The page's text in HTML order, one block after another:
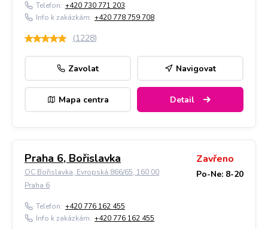
Telefon: +420 730 771 203
Info k zakázkám: +420 778 759 708
(1228)
Zavolat Navigovat
Mapa centra Detail
Praha 6, Bořislavka
OC Bořislavka, Evropská 866/65, 160 00
Praha 6
Zavřeno
Po-Ne: 8-20
Telefon: +420 776 162 455
Info k zakázkám: +420 776 162 455